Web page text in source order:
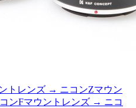
トレンズ → ニコンZマウン
ンFマウントレンズ → ニコ